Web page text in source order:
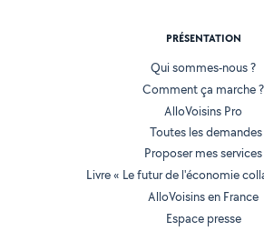
PRÉSENTATION
Qui sommes-nous ?
Comment ça marche ?
AlloVoisins Pro
Toutes les demandes
Proposer mes services
Livre « Le futur de l'économie
AlloVoisins en France
Espace presse